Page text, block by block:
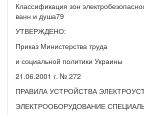
Классификация зон
ванн и душа79
УТВЕРЖДЕНО:
Приказ Министерства труда
и социальной политики Украины
21.06.2001 г. № 272
ПРАВИЛА УСТРОЙСТВА
ЭЛЕКТРООБОРУДОВАНИЕ